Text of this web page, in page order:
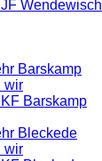
Wendewisch
Barskamp
wir
Barskamp
Bleckede
wir